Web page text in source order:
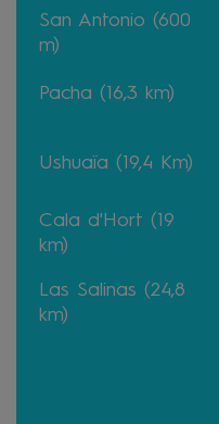
San Antonio (600
m)
Pacha (16,3 km)
Ushuaïa (19,4 Km)
Cala d'Hort (19
km)
Las Salinas (24,8
km)